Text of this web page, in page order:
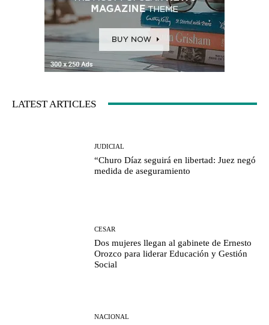
LATEST ARTICLES
JUDICIAL
“Churo Díaz seguirá en libertad: Juez negó
medida de aseguramiento
CESAR
Dos mujeres llegan al gabinete de Ernesto
Orozco para liderar Educación y Gestión
Social
NACIONAL